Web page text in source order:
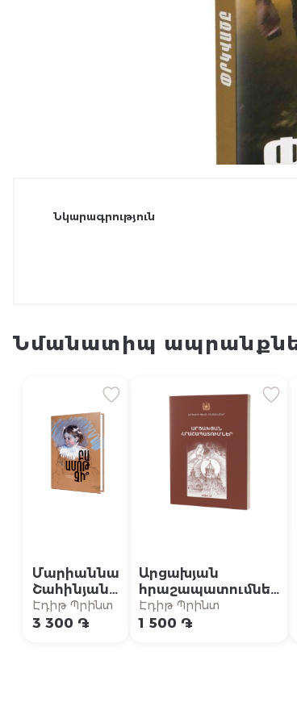
Նկարագրություն
Նմանատիպ
Մարիաննա
Շահինյան /
Բա ամոթ
չի՞
Էդիթ Պրինտ
3 300 ֏
Արցախյան
հրաշապատումներ
/ Մաս Ա (Արցախի
թեմի
Էդիթ Պրինտ
1 500 ֏